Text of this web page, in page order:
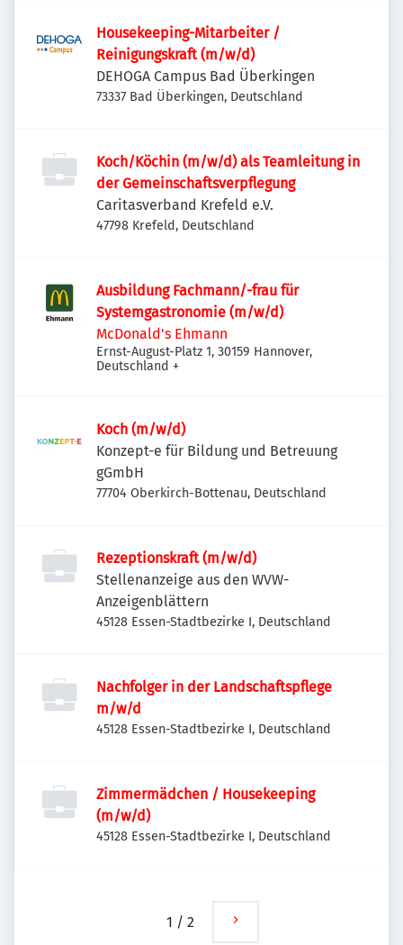
Housekeeping-Mitarbeiter /
Reinigungskraft (m/w/d)
DEHOGA Campus Bad Überkingen
73337 Bad Überkingen, Deutschland
Koch/Köchin (m/w/d) als Teamleitung in
der Gemeinschaftsverpflegung
Caritasverband Krefeld e.V.
47798 Krefeld, Deutschland
Ausbildung Fachmann/-frau für
Systemgastronomie (m/w/d)
McDonald's Ehmann
Ernst-August-Platz 1, 30159 Hannover,
Deutschland +
Koch (m/w/d)
Konzept-e für Bildung und Betreuung
gGmbH
77704 Oberkirch-Bottenau, Deutschland
Rezeptionskraft (m/w/d)
Stellenanzeige aus den WVW-
Anzeigenblättern
45128 Essen-Stadtbezirke I, Deutschland
Nachfolger in der Landschaftspflege
m/w/d
45128 Essen-Stadtbezirke I, Deutschland
Zimmermädchen / Housekeeping
(m/w/d)
45128 Essen-Stadtbezirke I, Deutschland
1 / 2